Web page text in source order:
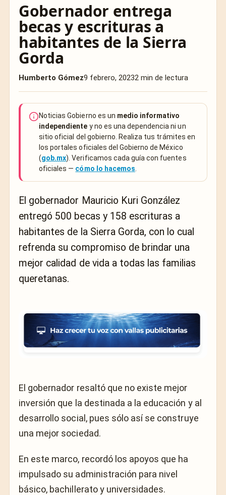
Gobernador entrega
becas y escrituras a
habitantes de la Sierra
Gorda
Humberto Gómez9 febrero, 20232 min de lectura
Noticias Gobierno es un medio informativo
independiente y no es una dependencia ni un
sitio oficial del gobierno. Realiza tus trámites en
los portales oficiales del Gobierno de México
(gob.mx). Verificamos cada guía con fuentes
oficiales — cómo lo hacemos
El gobernador Mauricio Kuri González
entregó 500 becas y 158 escrituras a
habitantes de la Sierra Gorda, con lo cual
refrenda su compromiso de brindar una
mejor calidad de vida a todas las familias
queretanas.
El gobernador resaltó que no existe mejor
inversión que la destinada a la educación y al
desarrollo social, pues sólo así se construye
una mejor sociedad.
En este marco, recordó los apoyos que ha
impulsado su administración para nivel
básico, bachillerato y universidades.